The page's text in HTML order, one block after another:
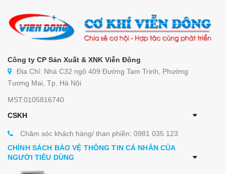
Công ty CP Sản Xuất & XNK Viễn Đông
Địa Chỉ: Nhà C32 ngõ 409 Đường Tam Trinh, Phường
Tương Mai, Tp. Hà Nội
MST:0105816740
CSKH
Chăm sóc khách hàng/ than phiền: 0981 035 123
CHÍNH SÁCH BẢO VỆ THÔNG TIN CÁ NHÂN CỦA
NGƯỜI TIÊU DÙNG